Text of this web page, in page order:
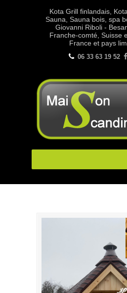
Kota Grill finlandais,
Sauna, Sauna bois, spa
Giovanni Riboli -
Franche-comté, Suisse
France et pays
06 33 63 19 52